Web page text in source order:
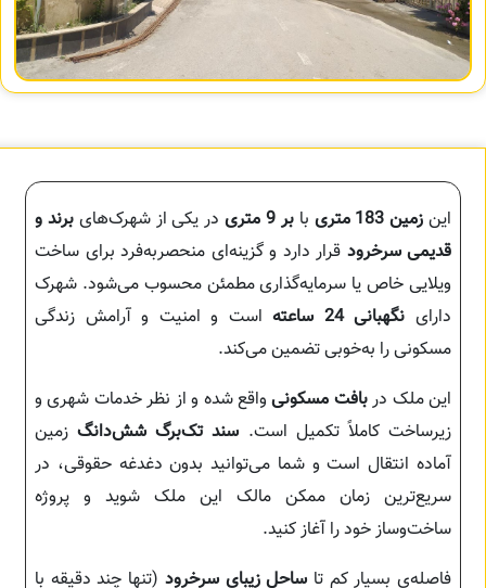
این زمین 183 متری بابر 9 متری در یکی از شهرک‌هایبرند و
قدیمی سرخرود قرار دارد و گزینه‌ای منحصربه‌فرد برای ساخت
ویلایی خاص یا سرمایه‌گذاری مطمئن محسوب می‌شود. شهرک
دارای نگهبانی 24 ساعته
است و امنیت و آرامش زندگی
مسکونی را به‌خوبی تضمین می‌کند.
این ملک دربافت مسکونیواقع شده و از نظر خدمات شهری و
زیرساخت کاملاً تکمیل است. سند تک‌برگ شش‌دانگزمین
آماده انتقال است و شما می‌توانید بدون دغدغه حقوقی، در
سریع‌ترین زمان ممکن مالک این ملک شوید و پروژه
ساخت‌وساز خود را آغاز کنید.
فاصله‌ی بسیار کم تا ساحل زیبای سرخرود (تنها چند دقیقه با